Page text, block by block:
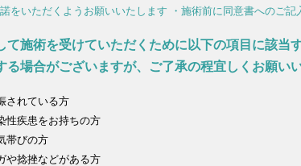
諾をいただくようお願いいたします ・施術前に同意書へのご記
て施術を受けていただくために以下の項目に該当
る場合がございますが、ご了承の程宜しくお願い
されている方
性疾患をお持ちの方
帯びの方
や捻挫などがある方